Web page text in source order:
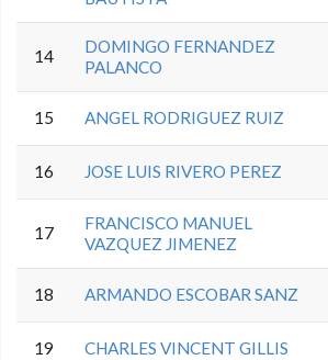
14
DOMINGO FERNANDEZ
PALANCO
15 ANGEL RODRIGUEZ RUIZ
16 JOSE LUIS RIVERO PEREZ
17
FRANCISCO MANUEL
VAZQUEZ JIMENEZ
18 ARMANDO ESCOBAR SANZ
19 CHARLES VINCENT GILLIS